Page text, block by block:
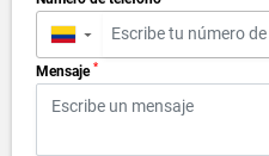
▼
Mensaje *